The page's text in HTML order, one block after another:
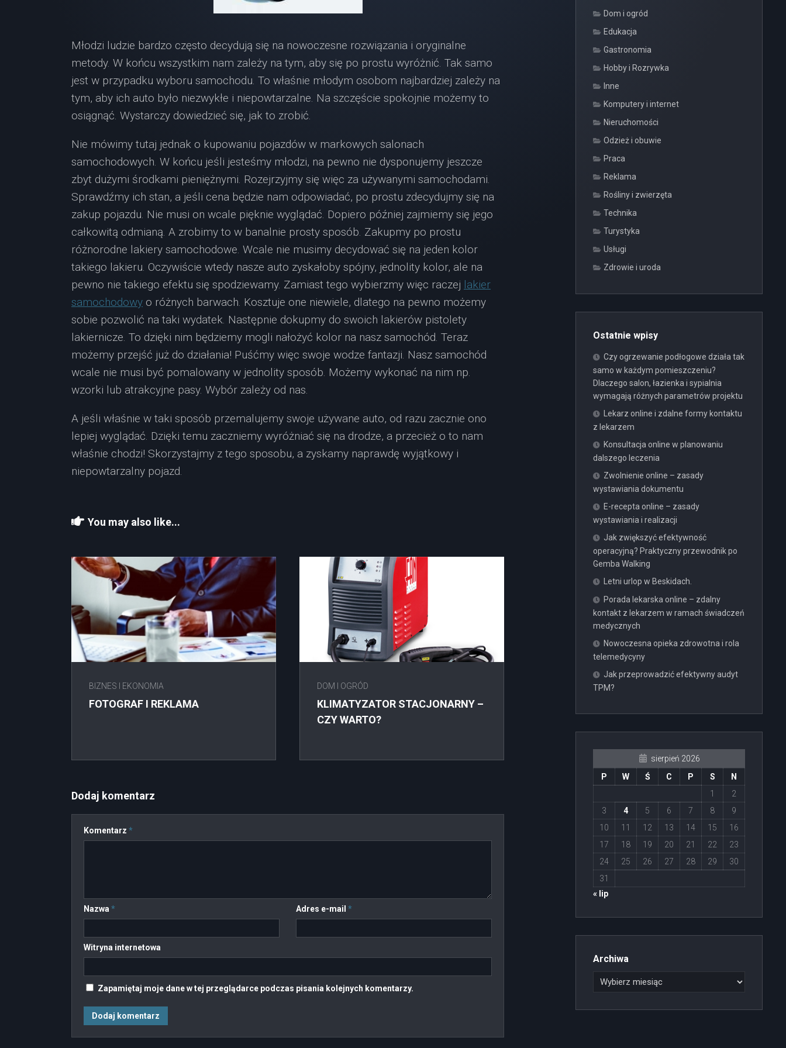
Młodzi ludzie bardzo często decydują się na nowoczesne rozwiązania i oryginalne
metody. W końcu wszystkim nam zależy na tym, aby się po prostu wyróżnić. Tak samo
jest w przypadku wyboru samochodu. To właśnie młodym osobom najbardziej zależy na
tym, aby ich auto było niezwykłe i niepowtarzalne. Na szczęście spokojnie możemy to
osiągnąć. Wystarczy dowiedzieć się, jak to zrobić.
Nie mówimy tutaj jednak o kupowaniu pojazdów w markowych salonach
samochodowych. W końcu jeśli jesteśmy młodzi, na pewno nie dysponujemy jeszcze
zbyt dużymi środkami pieniężnymi. Rozejrzyjmy się więc za używanymi samochodami.
Sprawdźmy ich stan, a jeśli cena będzie nam odpowiadać, po prostu zdecydujmy się na
zakup pojazdu. Nie musi on wcale pięknie wyglądać. Dopiero później zajmiemy się jego
całkowitą odmianą. A zrobimy to w banalnie prosty sposób. Zakupmy po prostu
różnorodne lakiery samochodowe. Wcale nie musimy decydować się na jeden kolor
takiego lakieru. Oczywiście wtedy nasze auto zyskałoby spójny, jednolity kolor, ale na
pewno nie takiego efektu się spodziewamy. Zamiast tego wybierzmy więc raczej lakier
samochodowy o różnych barwach. Kosztuje one niewiele, dlatego na pewno możemy
sobie pozwolić na taki wydatek. Następnie dokupmy do swoich lakierów pistolety
lakiernicze. To dzięki nim będziemy mogli nałożyć kolor na nasz samochód. Teraz
możemy przejść już do działania! Puśćmy więc swoje wodze fantazji. Nasz samochód
wcale nie musi być pomalowany w jednolity sposób. Możemy wykonać na nim np.
wzorki lub atrakcyjne pasy. Wybór zależy od nas.
A jeśli właśnie w taki sposób przemalujemy swoje używane auto, od razu zacznie ono
lepiej wyglądać. Dzięki temu zaczniemy wyróżniać się na drodze, a przecież o to nam
właśnie chodzi! Skorzystajmy z tego sposobu, a zyskamy naprawdę wyjątkowy i
niepowtarzalny pojazd.
You may also like...
BIZNES I EKONOMIA
FOTOGRAF I REKLAMA
DOM I OGRÓD
KLIMATYZATOR STACJONARNY –
CZY WARTO?
Dodaj komentarz
Komentarz *
Nazwa * Adres e-mail *
Witryna internetowa
Zapamiętaj moje dane w tej przeglądarce podczas pisania kolejnych komentarzy.
Dom i ogród
Edukacja
Gastronomia
Hobby i Rozrywka
Inne
Komputery i internet
Nieruchomości
Odzież i obuwie
Praca
Reklama
Rośliny i zwierzęta
Technika
Turystyka
Usługi
Zdrowie i uroda
Ostatnie wpisy
Czy ogrzewanie podłogowe działa tak
samo w każdym pomieszczeniu?
Dlaczego salon, łazienka i sypialnia
wymagają różnych parametrów projektu
Lekarz online i zdalne formy kontaktu
z lekarzem
Konsultacja online w planowaniu
dalszego leczenia
Zwolnienie online – zasady
wystawiania dokumentu
E-recepta online – zasady
wystawiania i realizacji
Jak zwiększyć efektywność
operacyjną? Praktyczny przewodnik po
Gemba Walking
Letni urlop w Beskidach.
Porada lekarska online – zdalny
kontakt z lekarzem w ramach świadczeń
medycznych
Nowoczesna opieka zdrowotna i rola
telemedycyny
Jak przeprowadzić efektywny audyt
TPM?
sierpień 2026
P
W Ś C P S
N
1
2
3
4 5 6 7 8
9
10
11 12 13 14 15
16
17
18 19 20 21 22
23
24
25 26 27 28 29
30
31
« lip
Archiwa